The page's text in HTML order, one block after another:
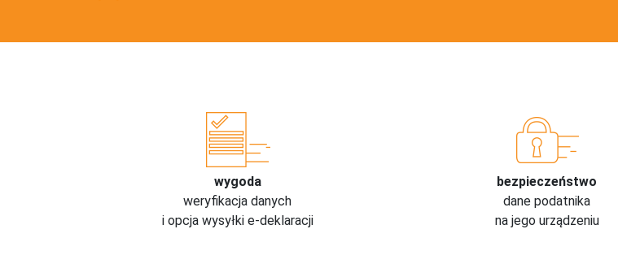
wygoda
weryfikacja danych
i opcja wysyłki e-deklaracji
bezpieczeństwo
dane podatnika
na jego urządzeniu